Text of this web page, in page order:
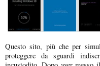
Questo sito, più che per
proteggere da sguardi